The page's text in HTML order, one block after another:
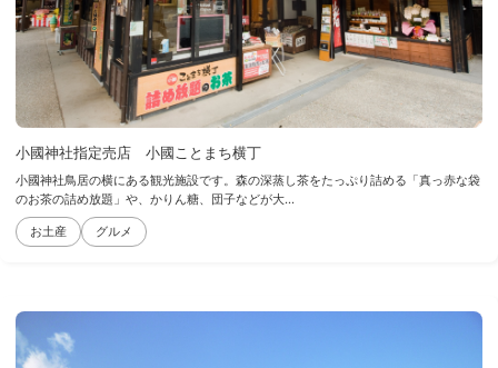
小國神社指定売店 小國ことまち横丁
小國神社鳥居の横にある観光施設です。森の深蒸し茶をたっぷり詰める「真っ赤な袋
のお茶の詰め放題」や、かりん糖、団子などが大...
お土産 グルメ